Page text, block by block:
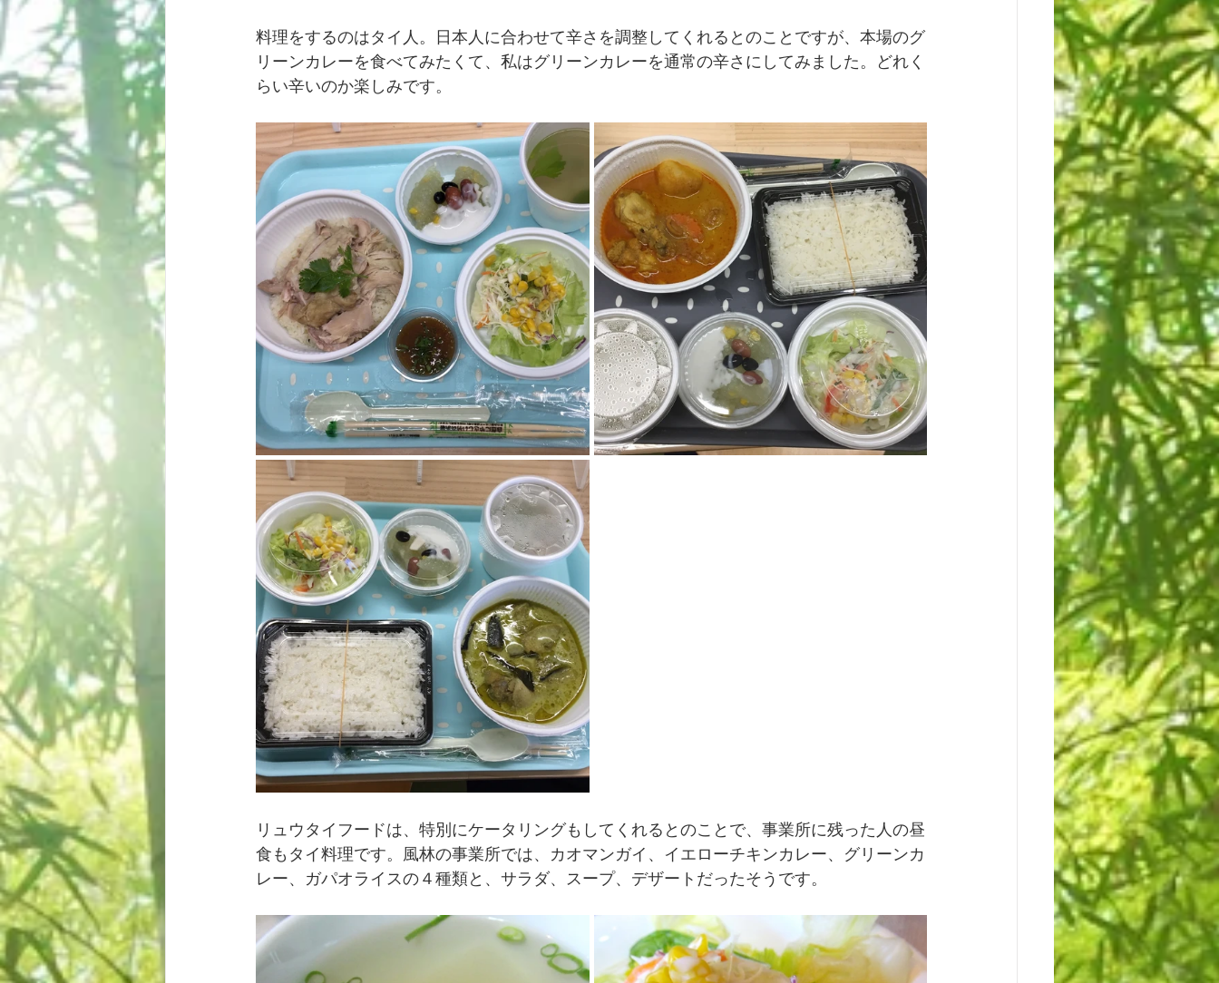
料理をするのはタイ人。日本人に合わせて辛さを調整してくれるとのことですが、本場のグ
リーンカレーを食べてみたくて、私はグリーンカレーを通常の辛さにしてみました。どれく
らい辛いのか楽しみです。
リュウタイフードは、特別にケータリングもしてくれるとのことで、事業所に残った人の昼
食もタイ料理です。風林の事業所では、カオマンガイ、イエローチキンカレー、グリーンカ
レー、ガパオライスの４種類と、サラダ、スープ、デザートだったそうです。